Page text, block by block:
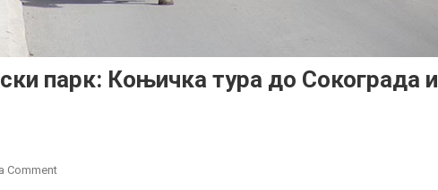
парк: Коњичка тура до Сокограда и
Commenton